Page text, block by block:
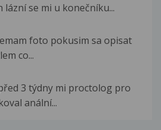
se mi u konečníku...
foto pokusim sa opisat
co...
3 týdny mi proctolog pro
anální...